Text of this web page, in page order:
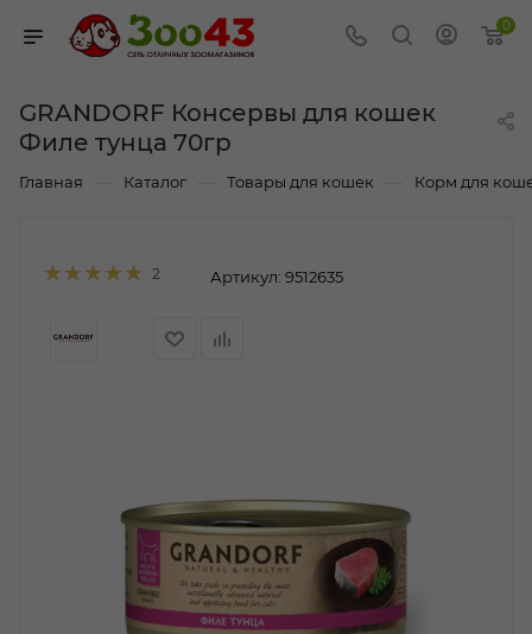
0
GRANDORF Консервы для кошек
Филе тунца 70гр
Главная Каталог Товары для кошек Корм для
2 Артикул: 9512635